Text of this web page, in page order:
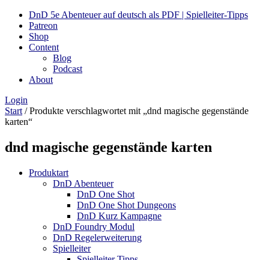
DnD 5e Abenteuer auf deutsch als PDF | Spielleiter-Tipps
Patreon
Shop
Content
Blog
Podcast
About
Login
Start / Produkte verschlagwortet mit „dnd magische gegenstände
karten“
dnd magische gegenstände karten
Produktart
DnD Abenteuer
DnD One Shot
DnD One Shot Dungeons
DnD Kurz Kampagne
DnD Foundry Modul
DnD Regelerweiterung
Spielleiter